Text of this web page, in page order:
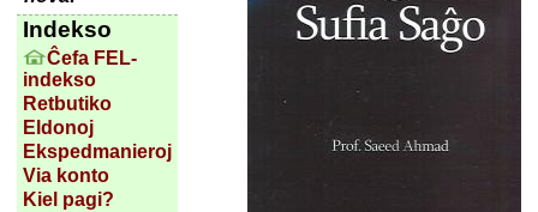
Indekso
Ĉefa FEL-
indekso
Retbutiko
Eldonoj
Ekspedmanieroj
Via konto
Kiel pagi?